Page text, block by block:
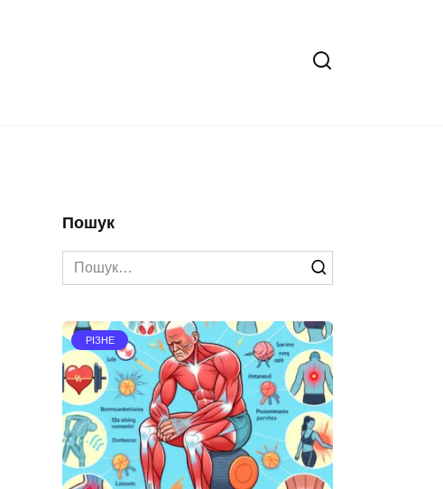
Пошук
Search
for:
РІЗНЕ